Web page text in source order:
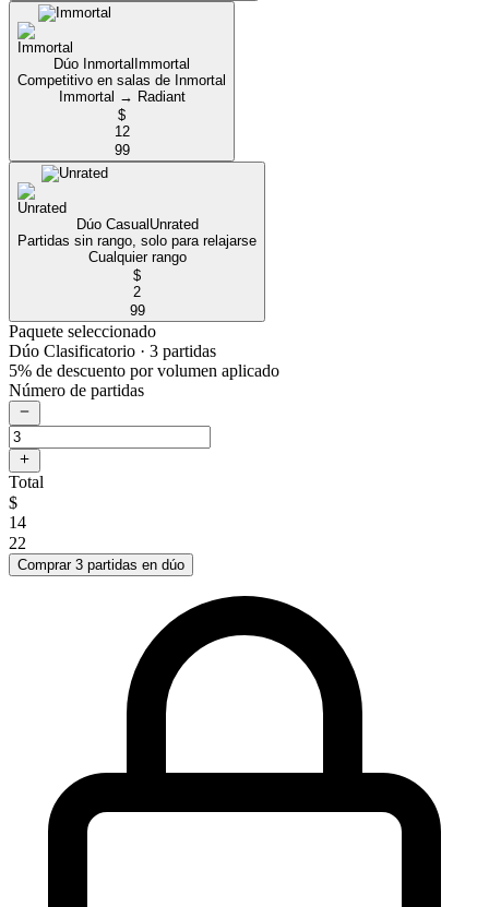
Dúo Inmortal Immortal
Competitivo en salas de Inmortal
Immortal → Radiant
$
12
99
Dúo Casual Unrated
Partidas sin rango, solo para relajarse
Cualquier rango
$
2
99
Paquete seleccionado
Dúo Clasificatorio · 3 partidas
5% de descuento por volumen aplicado
Número de partidas
Total
$
14
22
Comprar 3 partidas en dúo